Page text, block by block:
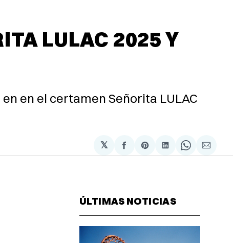
LULAC 2025 Y
en el certamen Señorita LULAC
𝕏
Compartir
en
Share
on
Compartir
en
Share
on
via
ÚLTIMAS NOTICIAS